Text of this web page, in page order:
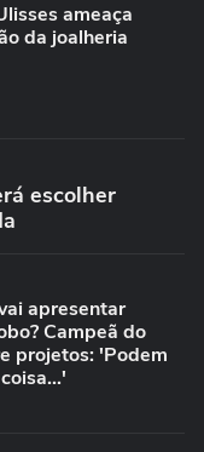
ameaça
da joalheria
escolher
apresentar
Campeã do
projetos: 'Podem